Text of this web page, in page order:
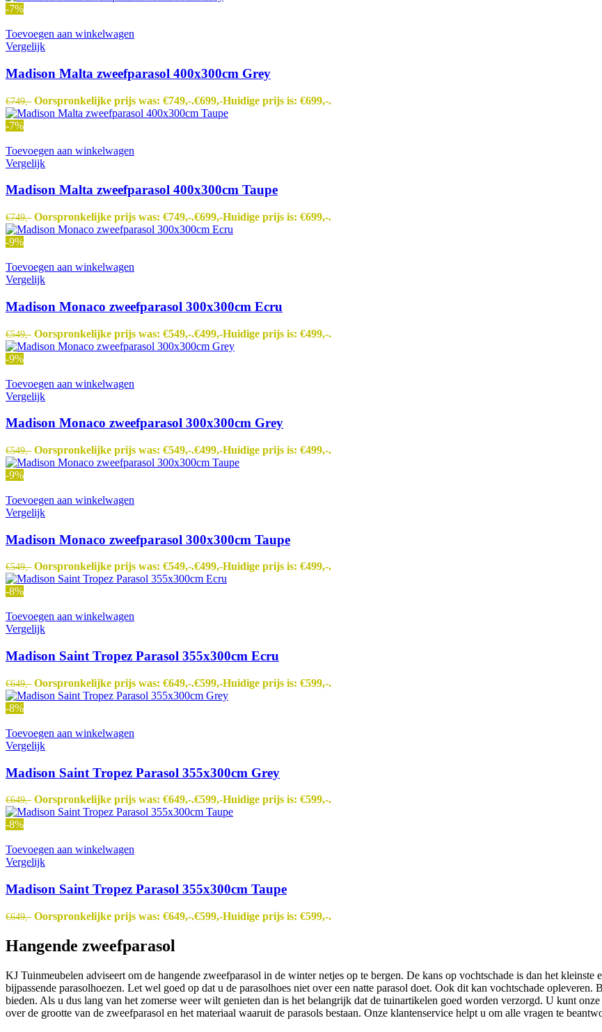
-7%
Toevoegen aan winkelwagen
Vergelijk
Madison Malta zweefparasol 400x300cm Grey
€749,- Oorspronkelijke prijs was: €749,-.€699,-Huidige prijs is: €699,-.
-7%
Toevoegen aan winkelwagen
Vergelijk
Madison Malta zweefparasol 400x300cm Taupe
€749,- Oorspronkelijke prijs was: €749,-.€699,-Huidige prijs is: €699,-.
-9%
Toevoegen aan winkelwagen
Vergelijk
Madison Monaco zweefparasol 300x300cm Ecru
€549,- Oorspronkelijke prijs was: €549,-.€499,-Huidige prijs is: €499,-.
-9%
Toevoegen aan winkelwagen
Vergelijk
Madison Monaco zweefparasol 300x300cm Grey
€549,- Oorspronkelijke prijs was: €549,-.€499,-Huidige prijs is: €499,-.
-9%
Toevoegen aan winkelwagen
Vergelijk
Madison Monaco zweefparasol 300x300cm Taupe
€549,- Oorspronkelijke prijs was: €549,-.€499,-Huidige prijs is: €499,-.
-8%
Toevoegen aan winkelwagen
Vergelijk
Madison Saint Tropez Parasol 355x300cm Ecru
€649,- Oorspronkelijke prijs was: €649,-.€599,-Huidige prijs is: €599,-.
-8%
Toevoegen aan winkelwagen
Vergelijk
Madison Saint Tropez Parasol 355x300cm Grey
€649,- Oorspronkelijke prijs was: €649,-.€599,-Huidige prijs is: €599,-.
-8%
Toevoegen aan winkelwagen
Vergelijk
Madison Saint Tropez Parasol 355x300cm Taupe
€649,- Oorspronkelijke prijs was: €649,-.€599,-Huidige prijs is: €599,-.
Hangende zweefparasol
KJ Tuinmeubelen adviseert om de hangende zweefparasol in de winter netjes op te bergen. De kans op vochtschade is dan het
bijpassende parasolhoezen. Let wel goed op dat u de parasolhoes niet over een natte parasol doet. Ook dit kan vochtschade opleveren.
bieden. Als u dus lang van het zomerse weer wilt genieten dan is het belangrijk dat de tuinartikelen goed worden verzorgd. U kunt
over de grootte van de zweefparasol en het materiaal waaruit de parasols bestaan. Onze klantenservice helpt u om alle vragen te